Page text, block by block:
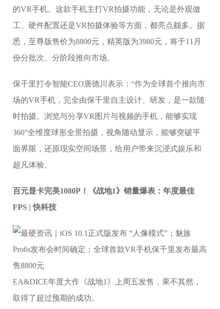
的VR手机。这款手机主打VR拍摄功能，无论是外观做
工、硬件配置还是VR拍摄体验等方面，都亮点颇多。据
悉，至尊版售价为8800元，精英版为3980元，将于11月
份分批次、分阶段推向市场。
保千里打令智能CEO唐德川表示：“作为全球首个推向市
场的VR手机，完全由保千里自主设计、研发，是一款随
时拍摄、浏览与分享VR图片与视频的手机，能够实现
360°全维度球形全景拍摄，视角随动显示，能够突破平
面界限，还原现实空间场景，给用户带来沉浸式娱乐和
超凡体验。
百元显卡完美1080P！《战地1》销量爆表：年度最佳
FPS | 快科技
EA&DICE年度大作《战地1》上周五发售，果不其然，
取得了超过预期的成功。